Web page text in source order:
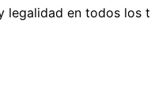
legalidad en todos los